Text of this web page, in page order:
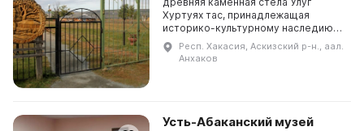
Хуртуях тас, принадлежащая
историко-культурному наследию
Хакасии, является главным
экспонатом. Также в музее
Респ. Хакасия, Аскизский р-н., аал.
Анхаков
Усть-Абаканский музей